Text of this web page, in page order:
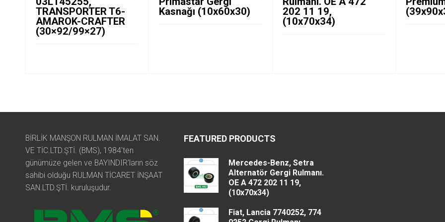
TRANSPORTER T6-
AMAROK-CRAFTER
(30×92/99×27)
Kasnağı (10x60x30)
202 11 19,
(10x70x34)
BİRLİK MANŞON RULMAN İMALAT SAN.
VE TİC.LTD.ŞTİ. (BMS), 1984'ten
günümüze gelen ve BAYINDIR'ların söz
sahibi olduğu RULMAN TİCARET İNŞAAT
SAN.LTD.ŞTİ. kuruluşudur.
FEATURED PRODUCTS
Mercedes-Benz, Setra
Alternatör Gergi Rulmanı.
OE A 472 202 11 19,
(10x70x34)
Fiat, Lancia 7740252, 774